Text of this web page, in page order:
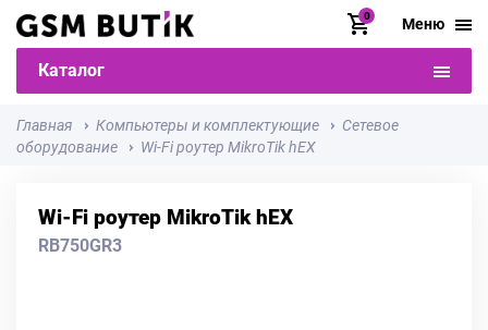
0 Меню
Каталог
Главная Компьютеры и комплектующие
Сетевое
оборудование
Wi-Fi роутер MikroTik hEX
Wi-Fi роутер MikroTik hEX
RB750GR3